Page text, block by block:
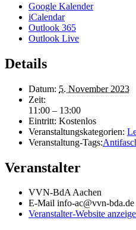
Google Kalender
iCalendar
Outlook 365
Outlook Live
Details
Datum: 5. November 2023
Zeit:
11:00 – 13:00
Eintritt: Kostenlos
Veranstaltungskategorien:
Veranstaltung-Tags:
Veranstalter
VVN-BdA Aachen
E-Mail info-ac@vvn-bda.de
Veranstalter-Website